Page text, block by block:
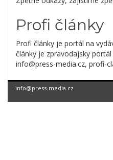
Profi články
Profi články je portál na
články je zpravodajsky
info@press-media.cz, profi-
info@press-media.cz